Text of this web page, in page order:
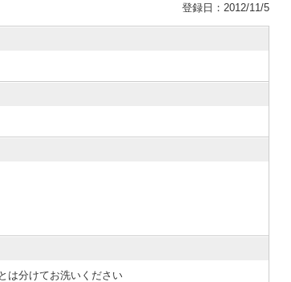
登録日：2012/11/5
は分けてお洗いください